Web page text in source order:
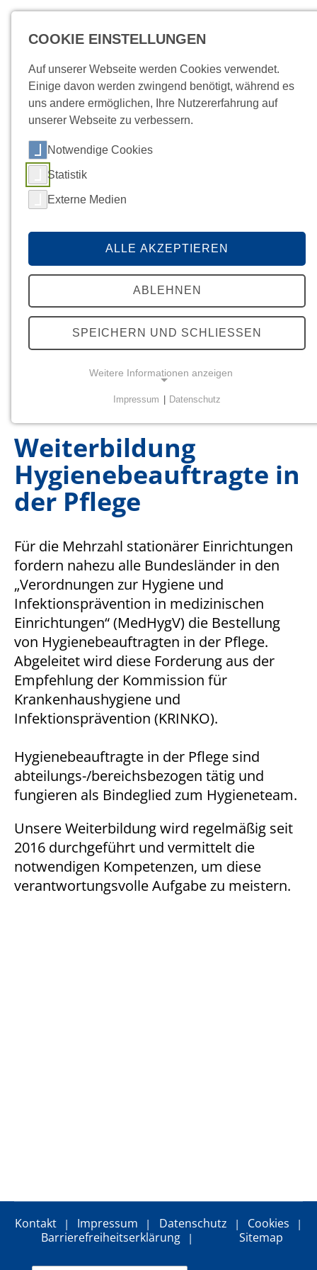
Befunde News
Startseite Hygiene/
WEITERBILDUNG
Weitere Inhalte
Basishygiene
Hygiene zu Hause
Hygiene in der Praxis
Weiterbildung
Hygienebeauftragte in
der Pflege
Für die Mehrzahl stationärer Einrichtungen
fordern nahezu alle Bundesländer in den
„Verordnungen zur Hygiene und
Infektionsprävention in medizinischen
Einrichtungen“ (MedHygV) die Bestellung
von Hygienebeauftragten in der Pflege.
Abgeleitet wird diese Forderung aus der
Empfehlung der Kommission für
Krankenhaushygiene und
Infektionsprävention (KRINKO).
Hygienebeauftragte in der Pflege sind
abteilungs-/bereichsbezogen tätig und
fungieren als Bindeglied zum Hygieneteam.
Unsere Weiterbildung wird regelmäßig seit
2016 durchgeführt und vermittelt die
notwendigen Kompetenzen, um diese
verantwortungsvolle Aufgabe zu meistern.
Kontakt Impressum Datenschutz
Cookies
Barrierefreiheitserklärung
Sitemap
COOKIE EINSTELLUNGEN
Auf unserer Webseite werden Cookies verwendet.
Einige davon werden zwingend benötigt, während es
uns andere ermöglichen, Ihre Nutzererfahrung auf
unserer Webseite zu verbessern.
Notwendige Cookies
Statistik
Externe Medien
ALLE AKZEPTIEREN
ABLEHNEN
SPEICHERN UND SCHLIESSEN
Weitere Informationen anzeigen
Funktionen und sind für die einwandfreie Funktion
der Website erforderlich.
Einverständnis-Cookie
cookie_consent
Zweck:
Dieser Cookie speichert die ausgewählten
Einverständnis-Optionen des Benutzers
Cookie Laufzeit:
1 Jahr
STATISTIK
Statistik Cookies erfassen Informationen anonym.
unsere Besucher unsere Website nutzen.
Matomo
Name:
_pk_*.*
Anbieter:
Matomo
Google Maps
Impressum Datenschutz